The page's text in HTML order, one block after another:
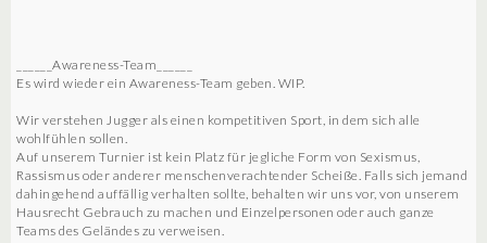
______Awareness-Team______
Es wird wieder ein Awareness-Team geben. WIP.
Wir verstehen Jugger als einen kompetitiven Sport, in dem sich alle
wohlfühlen sollen.
Auf unserem Turnier ist kein Platz für jegliche Form von Sexismus,
Rassismus oder anderer menschenverachtender Scheiße. Falls sich jemand
dahingehend auffällig verhalten sollte, behalten wir uns vor, von unserem
Hausrecht Gebrauch zu machen und Einzelpersonen oder auch ganze
Teams des Geländes zu verweisen.